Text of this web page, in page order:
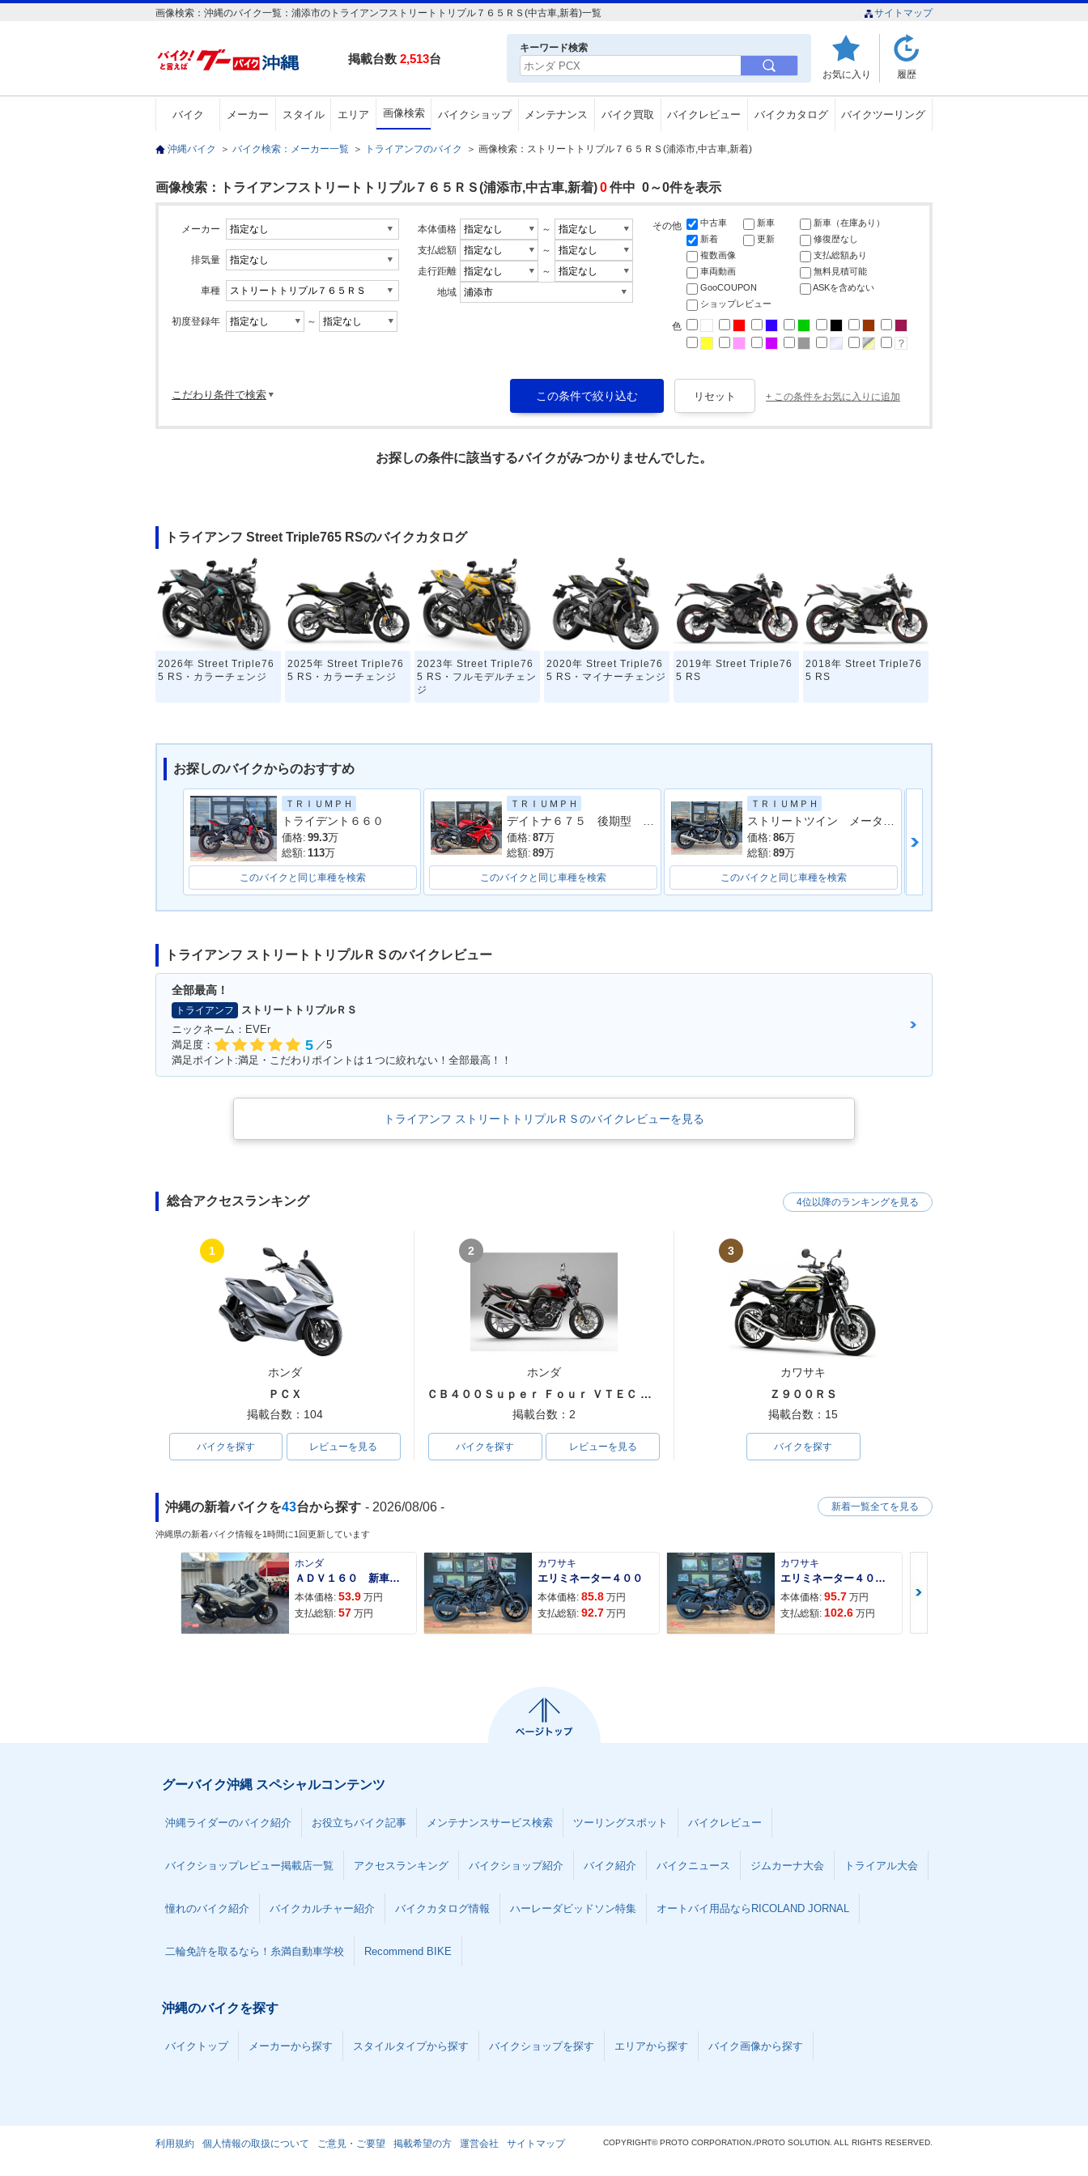
画像検索：沖縄のバイク一覧：浦添市のトライアンフストリートトリプル７６５ＲＳ(中古車,新着)一覧 サイトマップ
掲載台数 2,513台
キーワード検索
お気に入り 履歴
バイク メーカー スタイル エリア 画像検索 バイクショップ メンテナンス バイク買取 バイクレビュー バイクカタログ バイクツーリング
沖縄バイク ＞ バイク検索：メーカー一覧 ＞ トライアンフのバイク ＞ 画像検索：ストリートトリプル７６５ＲＳ(浦添市,中古車,新着)
画像検索：トライアンフストリートトリプル７６５ＲＳ(浦添市,中古車,新着)0件中 0～0件を表示
メーカー
排気量
車種
初度登録年 ～
本体価格
～
支払総額
～
走行距離
～
地域
その他 中古車 新車
新車（在庫あり）
新着
更新
修復歴なし
複数画像
支払総額あり
車両動画
無料見積可能
GooCOUPON
ASKを含めない
ショップレビュー
色
こだわり条件で検索 + この条件をお気に入りに追加
お探しの条件に該当するバイクがみつかりませんでした。
トライアンフ Street Triple765 RSのバイクカタログ
2026年 Street Triple76
5 RS・カラーチェンジ
2025年 Street Triple76
5 RS・カラーチェンジ
2023年 Street Triple76
5 RS・フルモデルチェン
ジ
2020年 Street Triple76
5 RS・マイナーチェンジ
2019年 Street Triple76
5 RS
2018年 Street Triple76
5 RS
2017年 Street Triple76
5 RS・新登場
お探しのバイクからのおすすめ
ＴＲＩＵＭＰＨ
トライデント６６０
価格: 99.3万
総額: 113万
このバイクと同じ車種を検索
ＴＲＩＵＭＰＨ
価格: 87万
総額: 89万
このバイクと同じ車種を検索
ＴＲＩＵＭＰＨ
価格: 86万
総額: 89万
このバイクと同じ車種を検索
トライアンフ ストリートトリプルＲＳのバイクレビュー
全部最高！
トライアンフ
ストリートトリプルＲＳ
ニックネーム：EVEr
満足度：
5 ／5
満足ポイント:満足・こだわりポイントは１つに絞れない！全部最高！！
トライアンフ ストリートトリプルＲＳのバイクレビューを見る
総合アクセスランキング
1
ホンダ
ＰＣＸ
掲載台数：104
バイクを探す レビューを見る
2
ホンダ
ＣＢ４００Ｓｕｐｅｒ Ｆｏｕｒ ＶＴＥＣ ＳＰＥＣ３
掲載台数：2
バイクを探す レビューを見る
3
カワサキ
Ｚ９００ＲＳ
掲載台数：15
バイクを探す
4位以降のランキングを見る
沖縄の新着バイクを43台から探す - 2026/08/06 -
沖縄県の新着バイク情報を1時間に1回更新しています
ホンダ
ＡＤＶ１６０ 新車 ２０２６年最新モデル パールスモーキーグレー スマートキー ２９Ｌメットイン ＵＳＢ Ｔｙｐｅ−Ｃ装備
本体価格: 53.9 万円
支払総額: 57 万円
カワサキ
エリミネーター４００
本体価格: 85.8 万円
支払総額: 92.7 万円
カワサキ
エリミネーター４００ＳＥ
本体価格: 95.7 万円
支払総額: 102.6 万円
新着一覧全てを見る
グーバイク沖縄 スペシャルコンテンツ
沖縄ライダーのバイク紹介 お役立ちバイク記事 メンテナンスサービス検索 ツーリングスポット バイクレビュー
バイクショップレビュー掲載店一覧 アクセスランキング バイクショップ紹介 バイク紹介 バイクニュース ジムカーナ大会 トライアル大会
憧れのバイク紹介 バイクカルチャー紹介 バイクカタログ情報 ハーレーダビッドソン特集 オートバイ用品ならRICOLAND JORNAL
二輪免許を取るなら！糸満自動車学校 Recommend BIKE
沖縄のバイクを探す
バイクトップ メーカーから探す スタイルタイプから探す バイクショップを探す エリアから探す バイク画像から探す
利用規約 個人情報の取扱について ご意見・ご要望 掲載希望の方 運営会社 サイトマップ COPYRIGHT© PROTO CORPORATION./PROTO SOLUTION. ALL RIGHTS RESERVED.